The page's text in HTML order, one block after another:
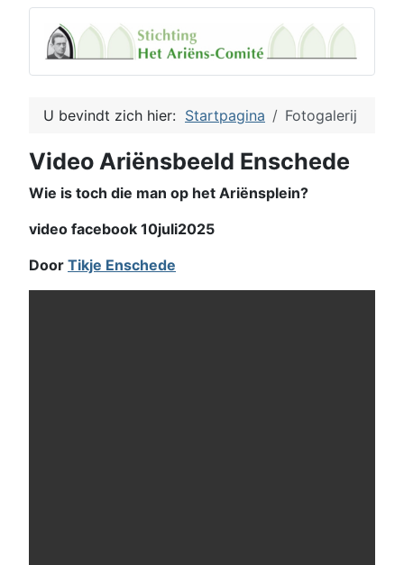
U bevindt zich hier: Startpagina Fotogalerij
Video Ariënsbeeld Enschede
Wie is toch die man op het Ariënsplein?
video facebook 10juli2025
Door Tikje Enschede